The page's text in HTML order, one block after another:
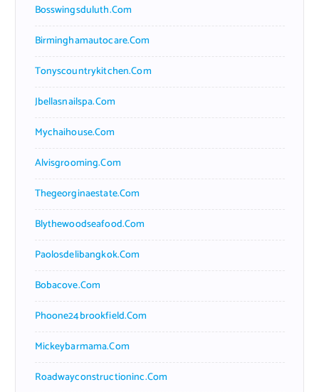
Bosswingsduluth.com
Birminghamautocare.com
Tonyscountrykitchen.com
Jbellasnailspa.com
Mychaihouse.com
Alvisgrooming.com
Thegeorginaestate.com
Blythewoodseafood.com
Paolosdelibangkok.com
Bobacove.com
Phoone24brookfield.com
Mickeybarmama.com
Roadwayconstructioninc.com